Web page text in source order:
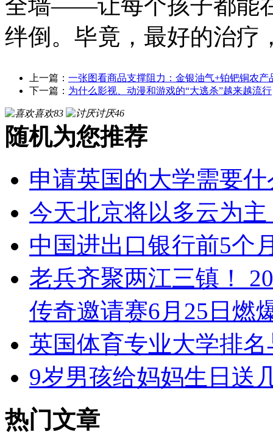
全墙——让每个孩子都能
绊倒。毕竟，最好的治疗
上一篇： 一张图看商品支撑阻力：金银油气+铂钯铜农产
下一篇： 为什么影视、动漫和游戏的“大逃杀”越来越流行
喜欢83 讨厌46
随机为您推荐
申请英国的大学需要
今天北京将以多云为
中国进出口银行前5个
老兵齐聚两江三镇！
传奇邀请赛6月25日燃
英国体育专业大学排
9岁男孩给妈妈生日送
热门文章